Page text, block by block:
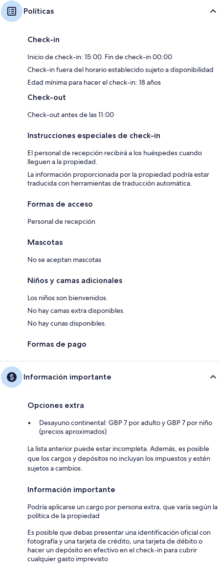
Políticas
Check-in
Inicio de check-in: 15:00. Fin de check-in 00:00
Check-in fuera del horario establecido sujeto a disponibilidad
Edad mínima para hacer el check-in: 18 años
Check-out
Check-out antes de las 11:00
Instrucciones especiales de check-in
El personal de recepción recibirá a los huéspedes cuando
lleguen a la propiedad.
La información proporcionada por la propiedad podría estar
traducida con herramientas de traducción automática.
Formas de acceso
Personal de recepción
Mascotas
No se aceptan mascotas
Niños y camas adicionales
Los niños son bienvenidos.
No hay camas extra disponibles.
No hay cunas disponibles.
Formas de pago
Información importante
Opciones extra
Desayuno continental: GBP 7 por adulto y GBP 7 por niño
(precios aproximados)
La lista anterior puede estar incompleta. Además, es posible
que los cargos y depósitos no incluyan los impuestos y estén
sujetos a cambios.
Información importante
Podría aplicarse un cargo por persona extra, que varía según la
política de la propiedad
Es posible que debas presentar una identificación oficial con
fotografía y una tarjeta de crédito, una tarjeta de débito o
hacer un depósito en efectivo en el check-in para cubrir
cualquier gasto imprevisto